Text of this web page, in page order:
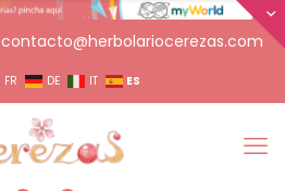
contacto@herbolariocerezas.com
FR DE IT ES